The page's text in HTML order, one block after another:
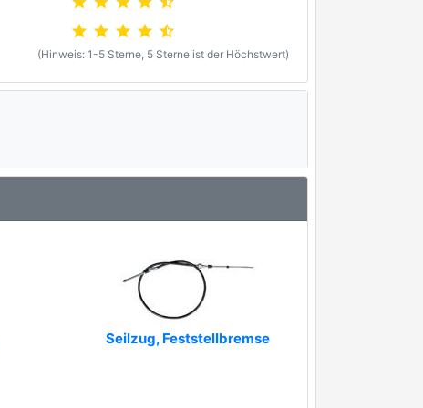
star star star star star_half
(Hinweis: 1-5 Sterne, 5 Sterne ist der Höchstwert)
Seilzug, Feststellbremse